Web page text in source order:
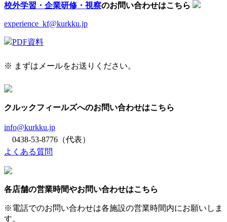
校外学習・企業研修・視察のお問い合わせはこちら
experience_kf@kurkku.jp
PDF資料
※ まずはメールをお送りください。
クルックフィールズへのお問い合わせはこちら
info@kurkku.jp
0438-53-8776（代表）
よくある質問
各店舗の営業時間やお問い合わせはこちら
※電話でのお問い合わせは各施設の営業時間内にお願いしま
す。